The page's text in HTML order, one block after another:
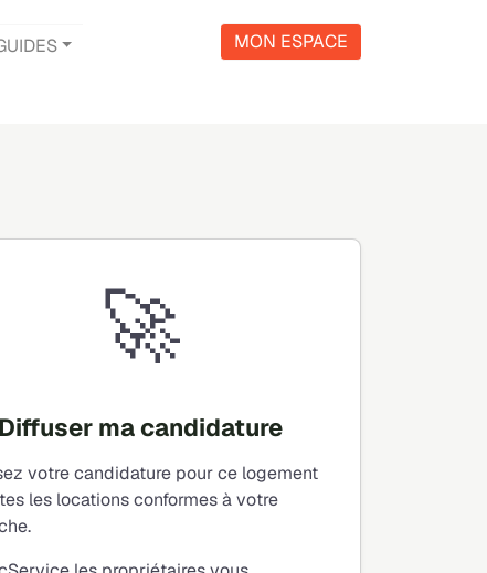
MON ESPACE
🚀
Diffuser ma candidature
votre candidature pour ce logement
les locations conformes à votre